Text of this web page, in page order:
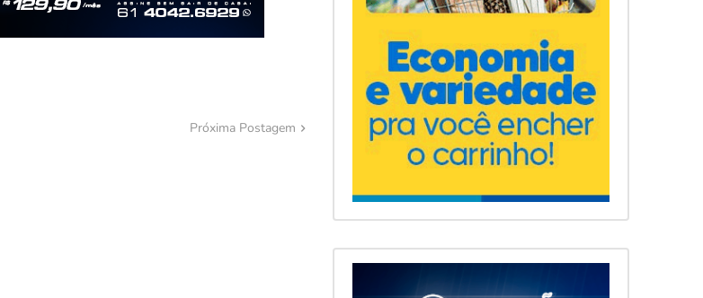
Próxima Postagem